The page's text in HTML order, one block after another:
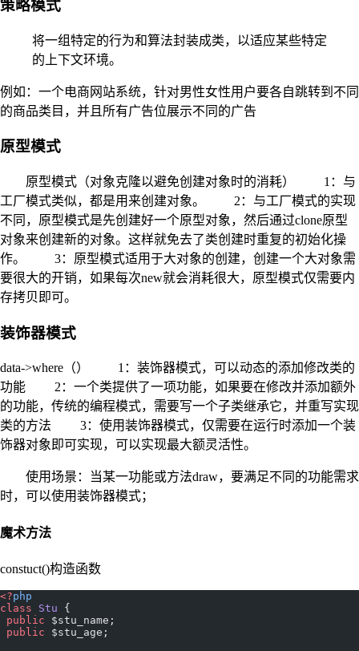
策略模式
将一组特定的行为和算法封装成类，以适应某些特定
的上下文环境。
例如：一个电商网站系统，针对男性女性用户要各自跳转到不同
的商品类目，并且所有广告位展示不同的广告
原型模式
原型模式（对象克隆以避免创建对象时的消耗） 1：与
工厂模式类似，都是用来创建对象。 2：与工厂模式的实现
不同，原型模式是先创建好一个原型对象，然后通过clone原型
对象来创建新的对象。这样就免去了类创建时重复的初始化操
作。 3：原型模式适用于大对象的创建，创建一个大对象需
要很大的开销，如果每次new就会消耗很大，原型模式仅需要内
存拷贝即可。
装饰器模式
data->where（） 1：装饰器模式，可以动态的添加修改类的
功能 2：一个类提供了一项功能，如果要在修改并添加额外
的功能，传统的编程模式，需要写一个子类继承它，并重写实现
类的方法 3：使用装饰器模式，仅需要在运行时添加一个装
饰器对象即可实现，可以实现最大额灵活性。
使用场景：当某一功能或方法draw，要满足不同的功能需求
时，可以使用装饰器模式；
魔术方法
constuct()构造函数
<?php
class Stu {
public $stu_name;
public $stu_age;